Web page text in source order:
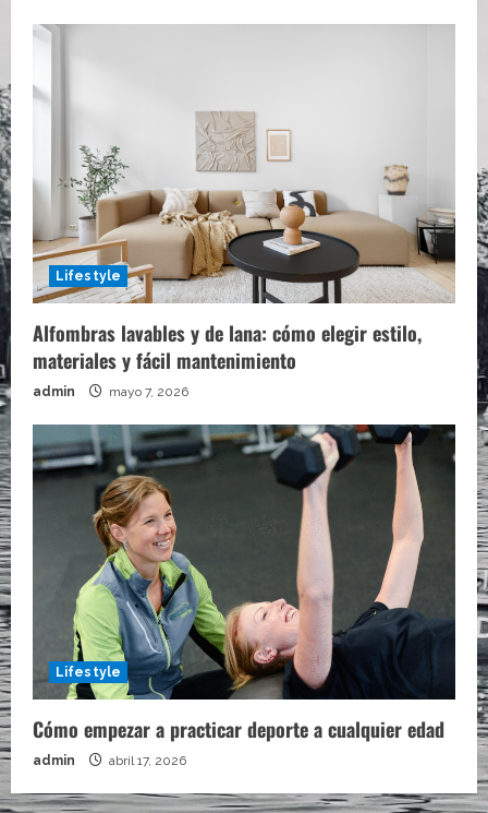
Lifestyle
Alfombras lavables y de lana: cómo elegir estilo,
materiales y fácil mantenimiento
admin mayo 7, 2026
Lifestyle
Cómo empezar a practicar deporte a cualquier edad
admin abril 17, 2026